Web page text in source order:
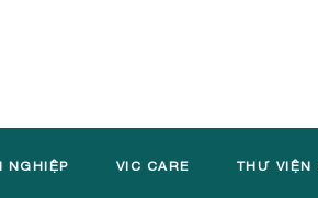
NGHIỆP VIC CARE THƯ VIỆN